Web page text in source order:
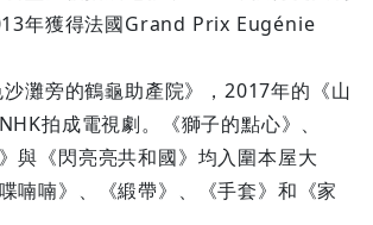
年獲得法國Grand Prix Eugénie
灘旁的鶴龜助產院》，2017年的《山
拍成電視劇。《獅子的點心》、
與《閃亮亮共和國》均入圍本屋大
喃喃》、《緞帶》、《手套》和《家